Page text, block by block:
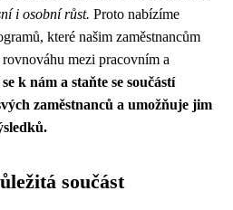
i osobní růst. Proto nabízíme
které našim zaměstnancům
mezi pracovním a
k nám a staňte se součástí
zaměstnanců a umožňuje jim
součást